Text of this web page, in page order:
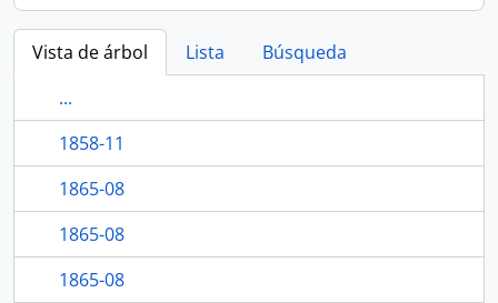
Vista de árbol Lista
Búsqueda
...
1858-11
1865-08
1865-08
1865-08